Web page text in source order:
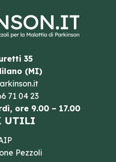
35
(MI)
71 04 23
ore 9.00 – 17.00
UTILI
Pezzoli